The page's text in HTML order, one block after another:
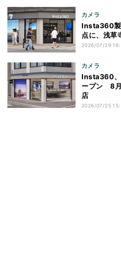
カメラ
Insta360製
点に、浅草
2026/07/29
カメラ
Insta360、
ープン 8月
店
2026/07/25